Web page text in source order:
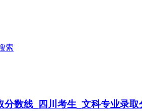
索
分数线_四川考生_文科专业录取